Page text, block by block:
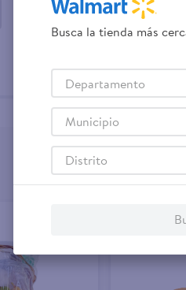
Busca la tienda más
Departamento
Municipio
Distrito